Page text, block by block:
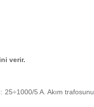
verir.
25÷1000/5 A. Akım